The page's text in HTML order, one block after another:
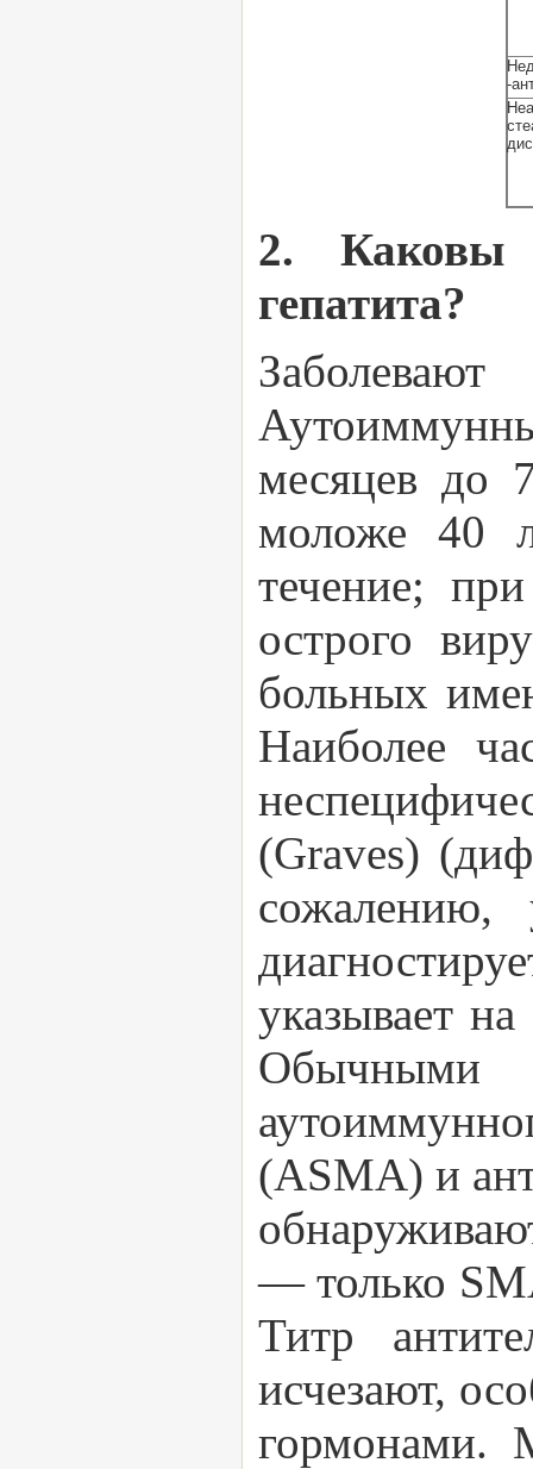
-
2. Каковы
гепатита?
месяцев до
моложе 40
течение;
острого
больных
Наиболее
(Graves)
указывает
Обычными
(ASMA) и
— только
Титр
исчезают,
гормонами.